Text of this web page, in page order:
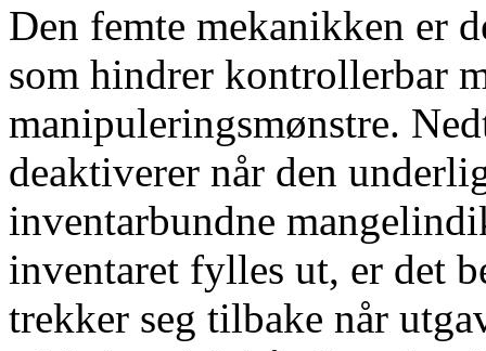
Den femte mekanikken er
som hindrer kontrollerbar
manipuleringsmønstre.
deaktiverer når den
inventarbundne
inventaret fylles ut, er det
trekker seg tilbake når